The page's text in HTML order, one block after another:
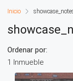
Inicio
1 Inmueble
Ordenar por: